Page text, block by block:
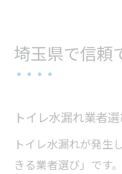
埼玉県で信頼
トイレ水漏れ業者
トイレ水漏れが発生
きる業者選び」です